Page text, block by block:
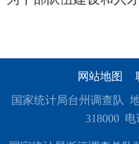
网站地图
国家统计局台州调查队
318000 电